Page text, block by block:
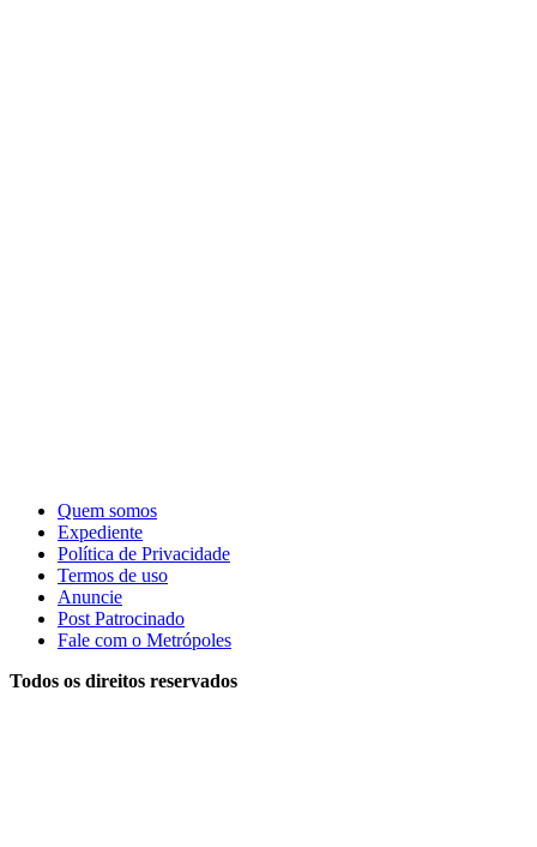
Quem somos
Expediente
Política de Privacidade
Termos de uso
Anuncie
Post Patrocinado
Fale com o Metrópoles
Todos os direitos reservados